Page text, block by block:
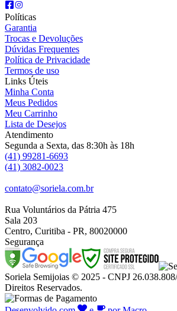
Políticas
Garantia
Trocas e Devoluções
Dúvidas Frequentes
Política de Privacidade
Termos de uso
Links Úteis
Minha Conta
Meus Pedidos
Meu Carrinho
Lista de Desejos
Atendimento
Segunda a Sexta, das 8:30h às 18h
(41) 99281-6693
(41) 3082-0023
contato@soriela.com.br
Rua Voluntários da Pátria 475
Sala 203
Centro, Curitiba - PR, 80020000
Segurança
Soriela Semijoias © 2025 - CNPJ
Direitos Reservados.